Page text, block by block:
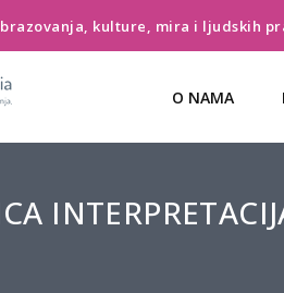
kulture, mira i ljudskih
O NAMA